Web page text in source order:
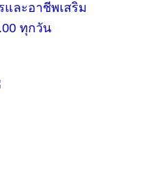
ละอาชีพเสริม
ทุกวัน